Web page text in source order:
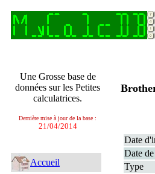
Une Grosse base de
données sur les Petites
calculatrices.
Dernière mise à jour de la base :
21/04/2014
Accueil
Date
Date
Type